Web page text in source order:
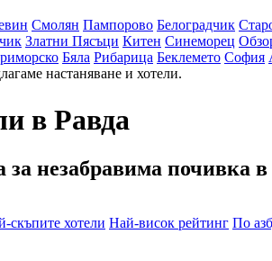
Смолян Пампорово Белоградчик
Златни Пясъци Китен Синеморец
Бяла Рибарица Беклемето София
настаняване и хотели.
в Равда
за незабравима почивка в
скъпите хотели Най-висок рейтинг По